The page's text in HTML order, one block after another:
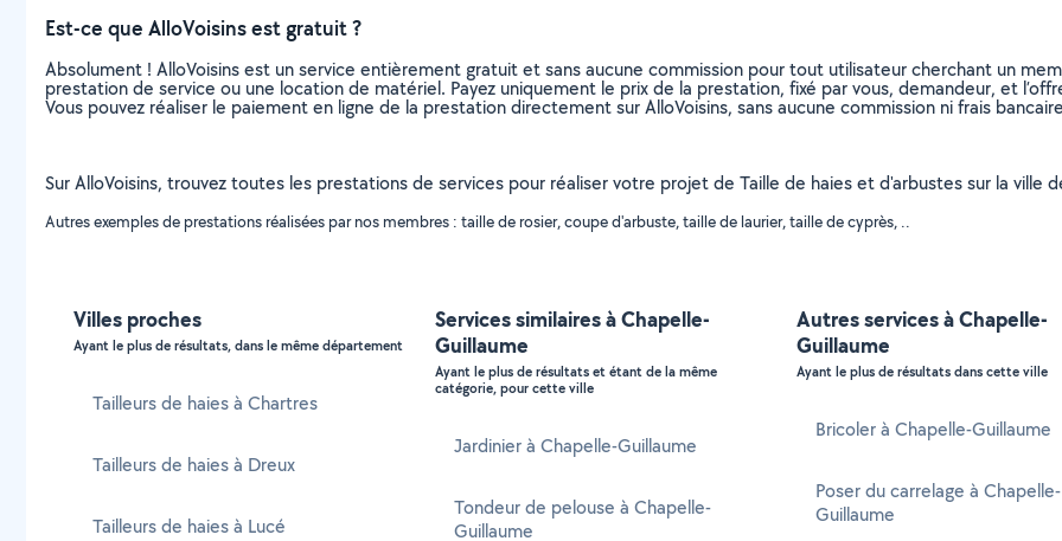
Est-ce que AlloVoisins est gratuit ?
Absolument ! AlloVoisins est un service entièrement gratuit et sans aucune commission pour tout utilisateur cherchant un
prestation de service ou une location de matériel. Payez uniquement le prix de la prestation, fixé par vous, demandeur, et
Vous pouvez réaliser le paiement en ligne de la prestation directement sur AlloVoisins, sans aucune commission ni frais
Sur AlloVoisins, trouvez toutes les prestations de services pour réaliser votre projet de Taille de haies et d'arbustes sur la ville
Autres exemples de prestations réalisées par nos membres : taille de rosier, coupe d'arbuste, taille de laurier, taille de cyprès, ..
Villes proches
Ayant le plus de résultats, dans le même département
Tailleurs de haies à Chartres
Tailleurs de haies à Dreux
Tailleurs de haies à Lucé
Services similaires à Chapelle-
Guillaume
Ayant le plus de résultats et étant de la même
catégorie, pour cette ville
Jardinier à Chapelle-Guillaume
Tondeur de pelouse à Chapelle-
Guillaume
Autres services à Chapelle-
Guillaume
Ayant le plus de résultats dans cette ville
Bricoler à Chapelle-Guillaume
Poser du carrelage à Chapelle-
Guillaume